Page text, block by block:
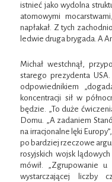
istnieć jako wydolna
atomowymi
napłakał. Z tych
ledwie druga brygada. A
Michał westchnął,
starego prezydenta
odpowiednikiem
koncentracji sił w
będzie. „To duże
Domu. „A zadaniem
na irracjonalne lęki
po bardziej rzeczowe
rosyjskich wojsk
mówił. „Zgrupowanie
wystarczającej liczby